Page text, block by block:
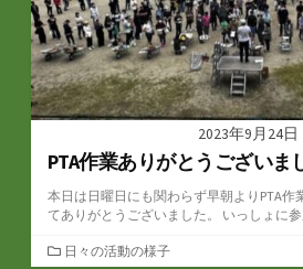
2023年9月24日
PTA作業ありがとうございま
本日は日曜日にも関わらず早朝よりPTA作
てありがとうございました。 いっしょに
カ日々の活動の様子